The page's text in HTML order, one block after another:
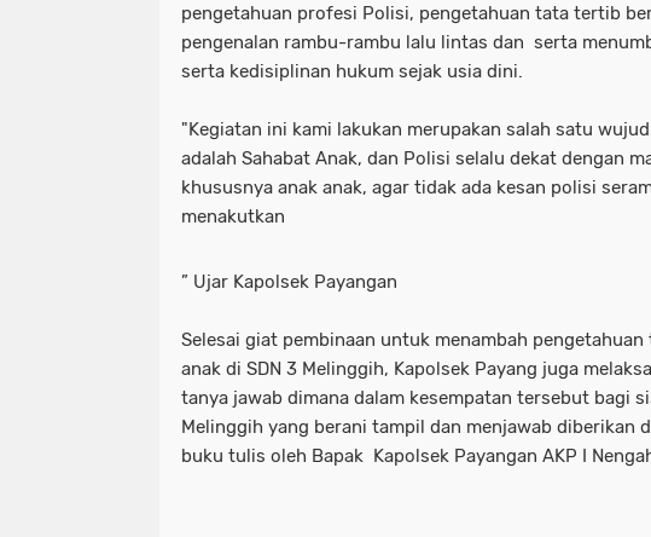
pengetahuan profesi Polisi, pengetahuan tata tertib
pengenalan rambu-rambu lalu lintas dan serta
serta kedisiplinan hukum sejak usia dini.
"Kegiatan ini kami lakukan merupakan salah satu
adalah Sahabat Anak, dan Polisi selalu dekat dengan
khususnya anak anak, agar tidak ada kesan polisi
menakutkan
” Ujar Kapolsek Payangan
Selesai giat pembinaan untuk menambah pengetahuan
anak di SDN 3 Melinggih, Kapolsek Payang juga
tanya jawab dimana dalam kesempatan tersebut bagi
Melinggih yang berani tampil dan menjawab diberikan
buku tulis oleh Bapak Kapolsek Payangan AKP I